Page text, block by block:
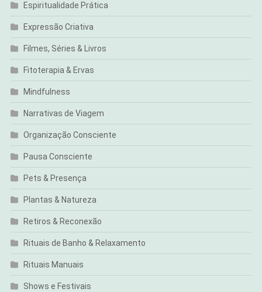
Espiritualidade Prática
Expressão Criativa
Filmes, Séries & Livros
Fitoterapia & Ervas
Mindfulness
Narrativas de Viagem
Organização Consciente
Pausa Consciente
Pets & Presença
Plantas & Natureza
Retiros & Reconexão
Rituais de Banho & Relaxamento
Rituais Manuais
Shows e Festivais